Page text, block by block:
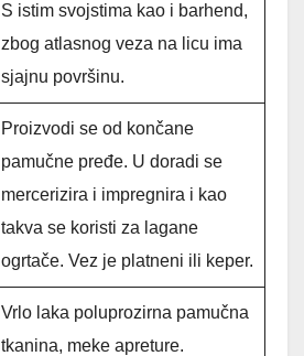
S istim svojstima kao i barhend,
zbog atlasnog veza na licu ima
sjajnu površinu.
Proizvodi se od končane
pamučne pređe. U doradi se
mercerizira i impregnira i kao
takva se koristi za lagane
ogrtače. Vez je platneni ili keper.
Vrlo laka poluprozirna pamučna
tkanina, meke apreture.